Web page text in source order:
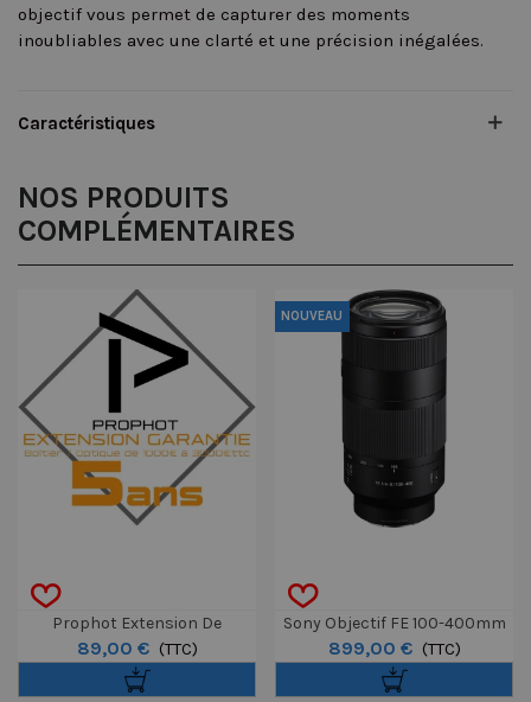
objectif vous permet de capturer des moments
inoubliables avec une clarté et une précision inégalées.
Caractéristiques
NOS PRODUITS
COMPLÉMENTAIRES
Prophot Extension De
Garantie À 5 Ans
Boîtier/Optique 1000€ À 3000€
89,00 € (TTC)
NOUVEAU
Sony Objectif FE 100-400mm
F/5.6-8 OSS
899,00 € (TTC)